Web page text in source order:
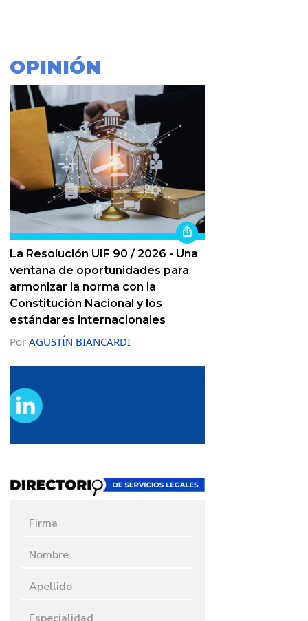
OPINIÓN
La Resolución UIF 90 / 2026 - Una
ventana de oportunidades para
armonizar la norma con la
Constitución Nacional y los
estándares internacionales
Por AGUSTÍN BIANCARDI